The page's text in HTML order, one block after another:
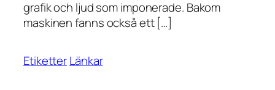
grafik och ljud som imponerade. Bakom
maskinen fanns också ett […]
EtiketterLänkar